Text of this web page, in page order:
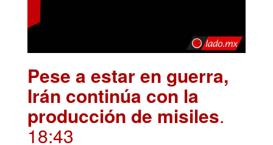
Pese a estar en guerra,
Irán continúa con la
producción de misiles.
18:43